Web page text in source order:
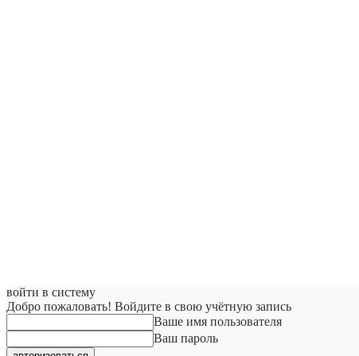
войти в систему
Добро пожаловать! Войдите в свою учётную запись
Ваше имя пользователя
Ваш пароль